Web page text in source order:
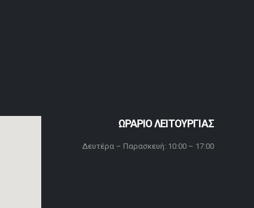
ΩΡΑΡΙΟ ΛΕΙΤΟΥΡΓΙΑΣ
Δευτέρα – Παρασκευή: 10:00 – 17:00